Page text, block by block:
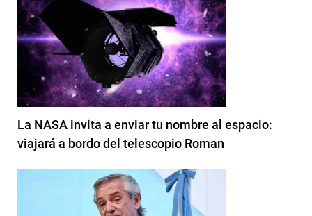
La NASA invita a enviar tu nombre al espacio:
viajará a bordo del telescopio Roman